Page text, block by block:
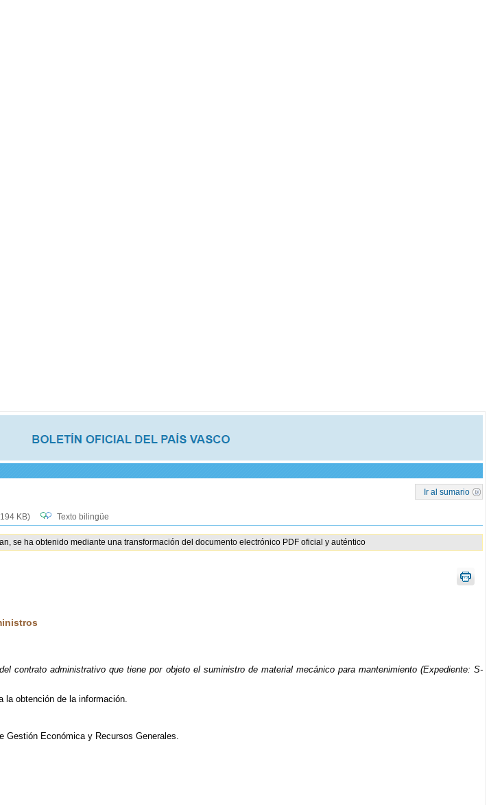
Ir al sumario
KB) Texto bilingüe
se ha obtenido mediante una transformación del documento electrónico PDF oficial y auténtico
contrato administrativo que tiene por objeto el suministro de material mecánico para mantenimiento (Expediente: S-
la obtención de la información.
Gestión Económica y Recursos Generales.